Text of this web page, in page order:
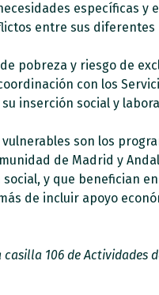
específicas y
entre sus diferentes
pobreza y riesgo de
con los
inserción social y
son los
de Madrid y
y que benefician
de incluir apoyo
106 de Actividades